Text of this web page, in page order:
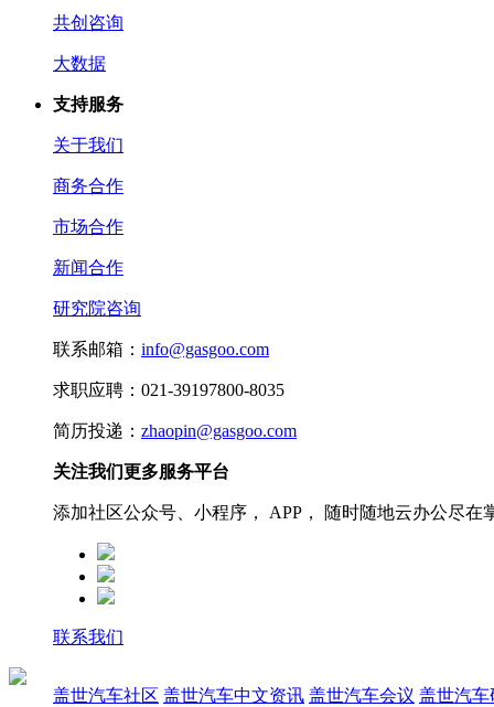
共创咨询
大数据
支持服务
关于我们
商务合作
市场合作
新闻合作
研究院咨询
联系邮箱： info@gasgoo.com
求职应聘：021-39197800-8035
简历投递： zhaopin@gasgoo.com
关注我们更多服务平台
添加社区公众号、小程序， APP， 随时随地云办公尽在
联系我们
盖世汽车社区 盖世汽车中文资讯 盖世汽车会议 盖世汽车